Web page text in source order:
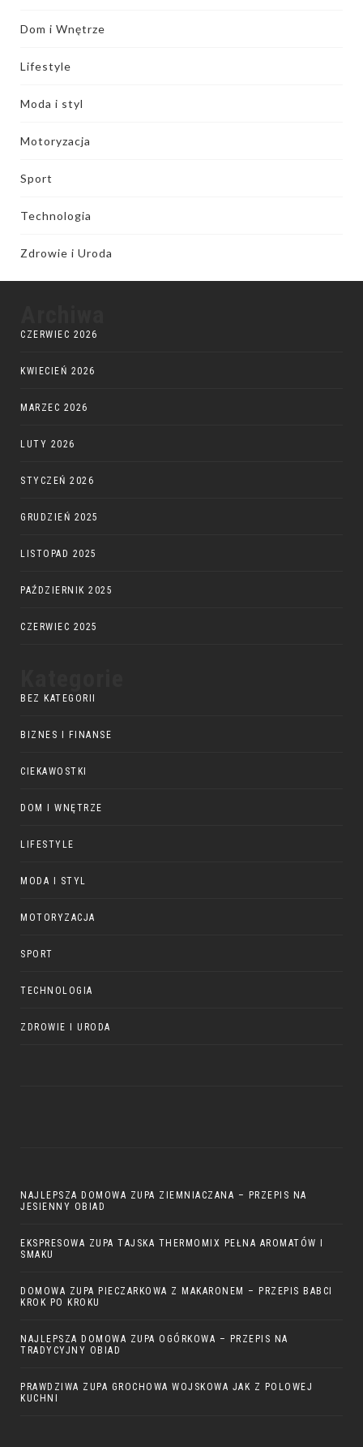
Dom i Wnętrze
Lifestyle
Moda i styl
Motoryzacja
Sport
Technologia
Zdrowie i Uroda
CZERWIEC 2026
KWIECIEŃ 2026
MARZEC 2026
LUTY 2026
STYCZEŃ 2026
GRUDZIEŃ 2025
LISTOPAD 2025
PAŹDZIERNIK 2025
CZERWIEC 2025
BEZ KATEGORII
BIZNES I FINANSE
CIEKAWOSTKI
DOM I WNĘTRZE
LIFESTYLE
MODA I STYL
MOTORYZACJA
SPORT
TECHNOLOGIA
ZDROWIE I URODA
NAJLEPSZA DOMOWA ZUPA ZIEMNIACZANA – PRZEPIS NA
JESIENNY OBIAD
EKSPRESOWA ZUPA TAJSKA THERMOMIX PEŁNA AROMATÓW I
SMAKU
DOMOWA ZUPA PIECZARKOWA Z MAKARONEM – PRZEPIS BABCI
KROK PO KROKU
NAJLEPSZA DOMOWA ZUPA OGÓRKOWA – PRZEPIS NA
TRADYCYJNY OBIAD
PRAWDZIWA ZUPA GROCHOWA WOJSKOWA JAK Z POLOWEJ
KUCHNI